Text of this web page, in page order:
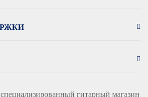
гитарный магазин